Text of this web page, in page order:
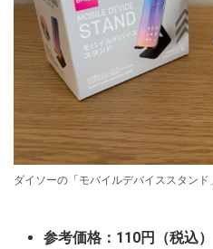
ダイソーの「モバイルデバイススタンド」
参考価格：110円（税込）